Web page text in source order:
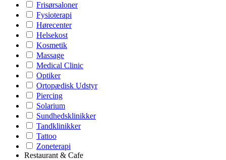
Frisørsaloner
Fysioterapi
Hørecenter
Helsekost
Kosmetik
Massage
Medical Clinic
Optiker
Ortopædisk Udstyr
Piercing
Solarium
Sundhedsklinikker
Tandklinikker
Tattoo
Zoneterapi
Restaurant & Cafe